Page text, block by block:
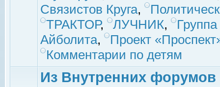
Связистов Круга,
ТРАКТОР, ЛУЧНИК,
Айболита,
Проект
Комментарии по детям
Из Внутренних форумов